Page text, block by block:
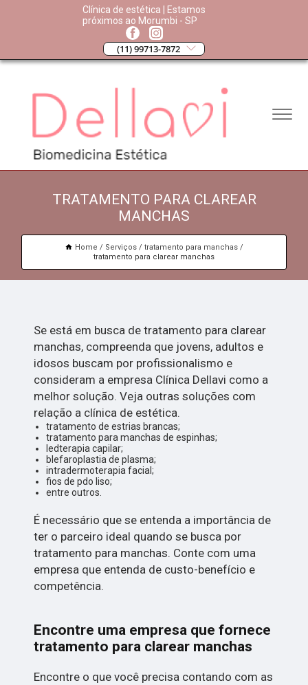
Clínica de estética | Estamos
próximos ao Morumbi - SP
(11) 99713-7872
TRATAMENTO PARA CLAREAR
MANCHAS
Home Serviços
tratamento para manchas
tratamento para clarear manchas
Se está em busca de tratamento para clarear
manchas, compreenda que jovens, adultos e
idosos buscam por profissionalismo e
consideram a empresa Clínica Dellavi como a
melhor solução. Veja outras soluções com
relação a clínica de estética.
tratamento de estrias brancas;
tratamento para manchas de espinhas;
ledterapia capilar;
blefaroplastia de plasma;
intradermoterapia facial;
fios de pdo liso;
entre outros.
É necessário que se entenda a importância de
ter o parceiro ideal quando se busca por
tratamento para manchas. Conte com uma
empresa que entenda de custo-benefício e
competência.
Encontre uma empresa que fornece
tratamento para clarear manchas
Encontre o que você precisa contando com as